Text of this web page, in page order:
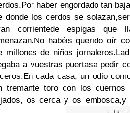
Por haber engordado tan
donde los cerdos se solazan,
corrientede espigas que
No habéis querido oír
millones de niños jornaleros.
a vuestras puertasa pedir
En cada casa, un odio
tremante toro con los cuernos
os cerca y os embosca,y